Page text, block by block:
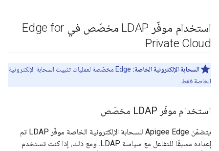
استخدام موفّر LDAP مخصّص في Edge for
Private Cloud
السحابة الإلكترونية الخاصة:
Edge مخصّصة لعمليات تثبيت السحابة الإلكترونية
الخاصة فقط.
استخدام موفّر LDAP مخصّص
يتضمّن Apigee Edge للسحابة الإلكترونية الخاصة موفّر LDAP تم
إعداده مسبقًا للتفاعل مع سياسة LDAP. ومع ذلك، إذا كنت تستخدم